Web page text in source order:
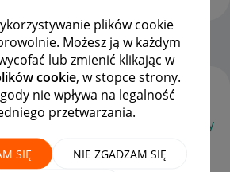
plików cookie
Możesz ją w każdym
lub zmienić klikając w
cookie, w stopce strony.
nie wpływa na legalność
przetwarzania.
SIĘ NIE ZGADZAM SIĘ
OPCJE
nowy "W punkt!" za wpis
Odp.: Czy
prawem sprzedający może
‎01-02-202411:58